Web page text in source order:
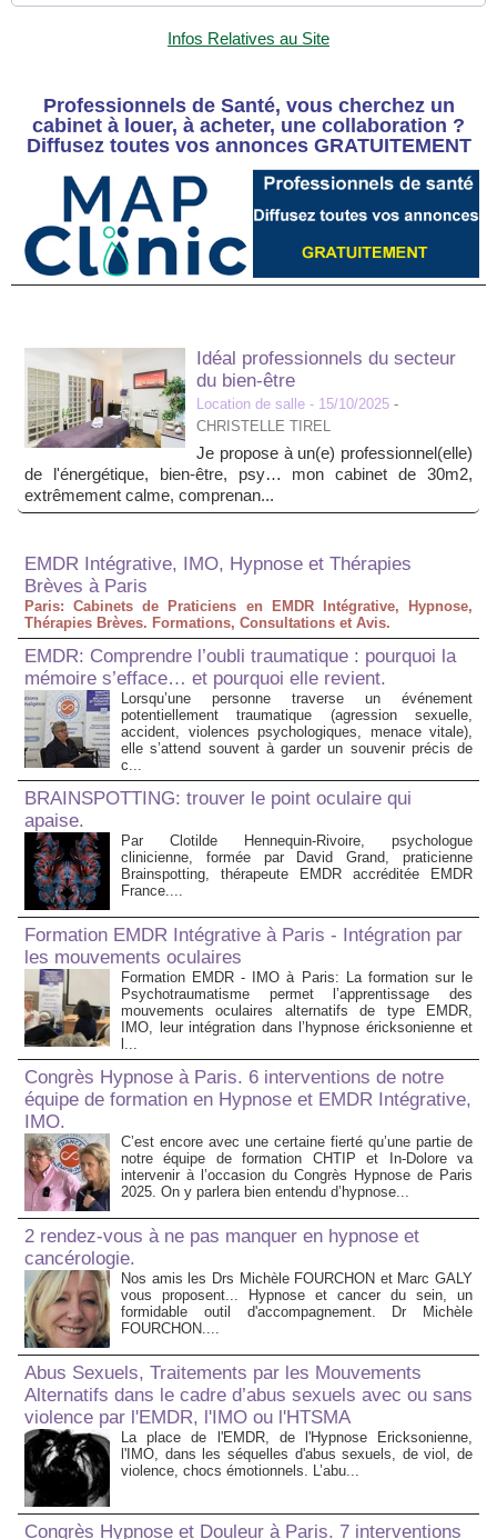
Infos Relatives au Site
Professionnels de Santé, vous cherchez un
cabinet à louer, à acheter, une collaboration ?
Diffusez toutes vos annonces GRATUITEMENT
Idéal professionnels du secteur
du bien-être
Location de salle - 15/10/2025 -
CHRISTELLE TIREL
Je propose à un(e) professionnel(elle)
de l'énergétique, bien-être, psy… mon cabinet de 30m2,
extrêmement calme, comprenan...
EMDR Intégrative, IMO, Hypnose et Thérapies
Brèves à Paris
Paris: Cabinets de Praticiens en EMDR Intégrative, Hypnose,
Thérapies Brèves. Formations, Consultations et Avis.
EMDR: Comprendre l’oubli traumatique : pourquoi la
mémoire s’efface… et pourquoi elle revient.
Lorsqu’une personne traverse un événement
potentiellement traumatique (agression sexuelle,
accident, violences psychologiques, menace vitale),
elle s’attend souvent à garder un souvenir précis de
c...
BRAINSPOTTING: trouver le point oculaire qui
apaise.
Par Clotilde Hennequin-Rivoire, psychologue
clinicienne, formée par David Grand, praticienne
Brainspotting, thérapeute EMDR accréditée EMDR
France....
Formation EMDR Intégrative à Paris - Intégration par
les mouvements oculaires
Formation EMDR - IMO à Paris: La formation sur le
Psychotraumatisme permet l’apprentissage des
mouvements oculaires alternatifs de type EMDR,
IMO, leur intégration dans l’hypnose éricksonienne et
l...
Congrès Hypnose à Paris. 6 interventions de notre
équipe de formation en Hypnose et EMDR Intégrative,
IMO.
C’est encore avec une certaine fierté qu’une partie de
notre équipe de formation CHTIP et In-Dolore va
intervenir à l’occasion du Congrès Hypnose de Paris
2025. On y parlera bien entendu d’hypnose...
2 rendez-vous à ne pas manquer en hypnose et
cancérologie.
Nos amis les Drs Michèle FOURCHON et Marc GALY
vous proposent... Hypnose et cancer du sein, un
formidable outil d'accompagnement. Dr Michèle
FOURCHON....
Abus Sexuels, Traitements par les Mouvements
Alternatifs dans le cadre d’abus sexuels avec ou sans
violence par l'EMDR, l'IMO ou l'HTSMA
La place de l'EMDR, de l'Hypnose Ericksonienne,
l'IMO, dans les séquelles d'abus sexuels, de viol, de
violence, chocs émotionnels. L’abu...
Congrès Hypnose et Douleur à Paris. 7 interventions